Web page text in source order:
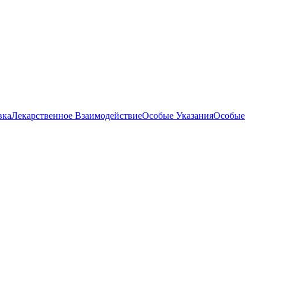
Лекарственное ВзаимодействиеОсобые УказанияОсобые